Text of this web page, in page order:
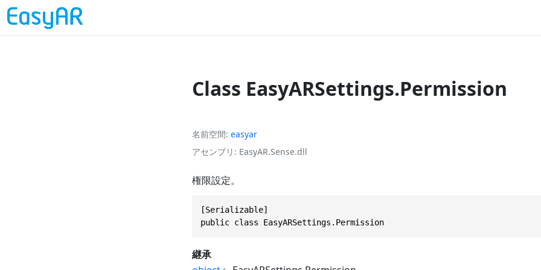
Class EasyARSettings.Permission
名前空間 easyar
アセンブリ
EasyAR.Sense.dll
権限設定。
[Serializable]
public class EasyARSettings.Permission
継承